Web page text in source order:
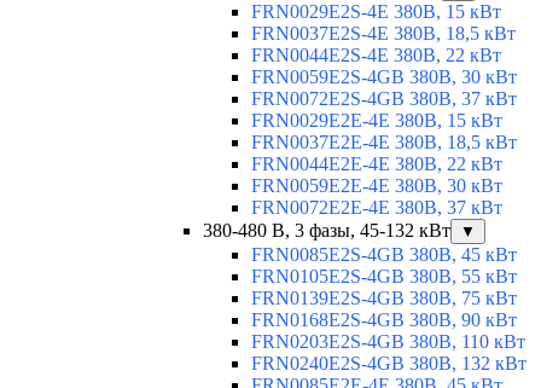
FRN0029E2S-4E 380В, 15 кВт
FRN0037E2S-4E 380В, 18,5 кВт
FRN0044E2S-4E 380В, 22 кВт
FRN0059E2S-4GB 380В, 30 кВт
FRN0072E2S-4GB 380В, 37 кВт
FRN0029E2E-4E 380В, 15 кВт
FRN0037E2E-4E 380В, 18,5 кВт
FRN0044E2E-4E 380В, 22 кВт
FRN0059E2E-4E 380В, 30 кВт
FRN0072E2E-4E 380В, 37 кВт
380-480 В, 3 фазы, 45-132 кВт
▼
FRN0085E2S-4GB 380В, 45 кВт
FRN0105E2S-4GB 380В, 55 кВт
FRN0139E2S-4GB 380В, 75 кВт
FRN0168E2S-4GB 380В, 90 кВт
FRN0203E2S-4GB 380В, 110 кВт
FRN0240E2S-4GB 380В, 132 кВт